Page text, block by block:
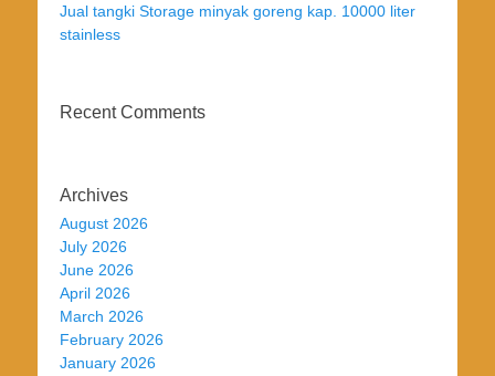
Jual tangki Storage minyak goreng kap. 10000 liter
stainless
Recent Comments
Archives
August 2026
July 2026
June 2026
April 2026
March 2026
February 2026
January 2026